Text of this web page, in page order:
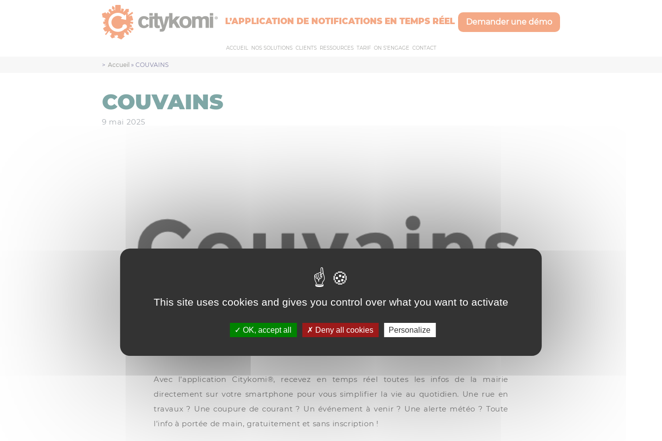
L’APPLICATION DE NOTIFICATIONS EN TEMPS RÉEL Demander une démo
ACCUEIL NOS SOLUTIONS CLIENTS RESSOURCES TARIF ON S’ENGAGE CONTACT
Accueil » COUVAINS
COUVAINS
9 mai 2025
Avec l’application Citykomi®, recevez en temps réel toutes les infos de la mairie
directement sur votre smartphone pour vous simplifier la vie au quotidien. Une rue en
travaux ? Une coupure de courant ? Un événement à venir ? Une alerte météo ? Toute
l’info à portée de main, gratuitement et sans inscription !
This site uses cookies and gives you control over what you want to activate
OK, accept all Deny all cookies Personalize